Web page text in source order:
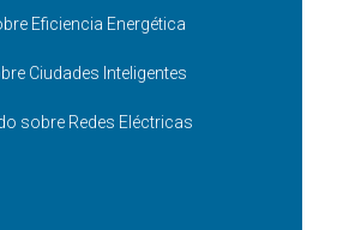
Eficiencia Energética
Ciudades Inteligentes
sobre Redes Eléctricas